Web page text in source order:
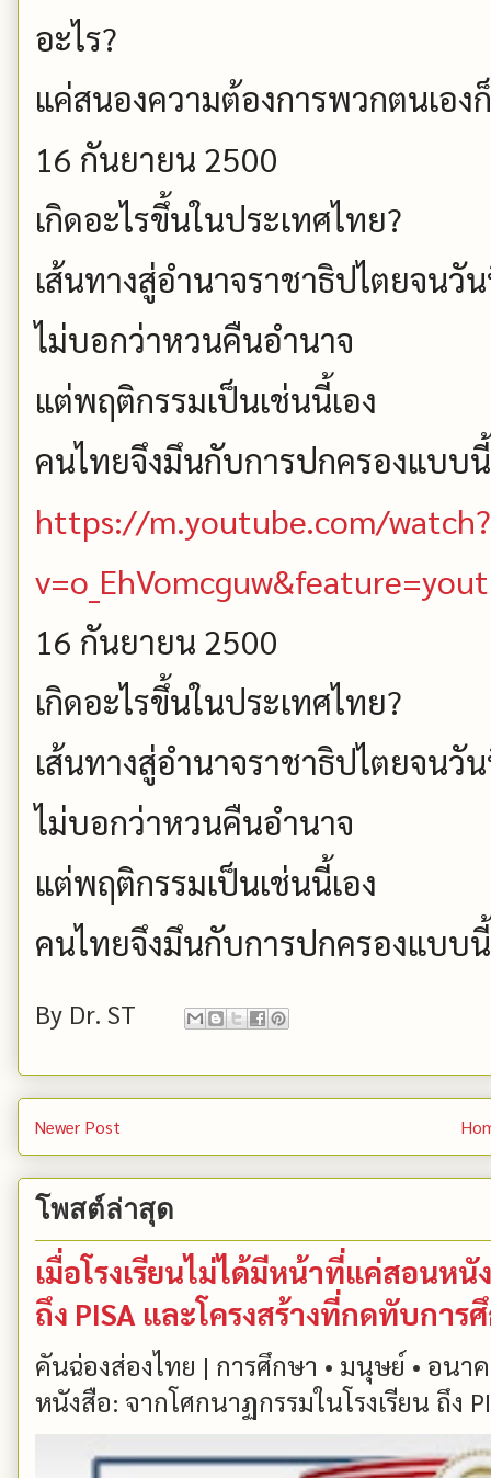
อะไร?
แค่สนองความต้องการพวกตนเอง
16 กันยายน 2500
เกิดอะไรขึ้นในประเทศไทย?
เส้นทางสู่อำนาจราชาธิปไตยจนวั
ไม่บอกว่าหวนคืนอำนาจ
แต่พฤติกรรมเป็นเช่นนี้เอง
คนไทยจึงมึนกับการปกครองแบบ
https://m.youtube.com/watch?
16 กันยายน 2500
เกิดอะไรขึ้นในประเทศไทย?
เส้นทางสู่อำนาจราชาธิปไตยจนวั
ไม่บอกว่าหวนคืนอำนาจ
แต่พฤติกรรมเป็นเช่นนี้เอง
คนไทยจึงมึนกับการปกครองแบบ
By Dr. ST
Newer Post
โพสต์ล่าสุด
เมื่อโรงเรียนไม่ได้มีหน้าที่แค่สอนหนั
ถึง PISA และโครงสร้างที่กดทับการ
คันฉ่องส่องไทย | การศึกษา • มนุษย์ • อนา
หนังสือ: จากโศกนาฏกรรมในโรงเรียน ถึง